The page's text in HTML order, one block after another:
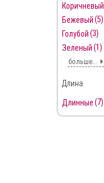
Коричневый
Бежевый(5)
Голубой(3)
Зеленый(1)
больше...
Длина
Длинные(7)